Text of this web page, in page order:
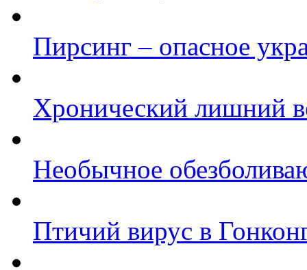
Пирсинг – опасное
Хронический лишний
Необычное
Птичий вирус в